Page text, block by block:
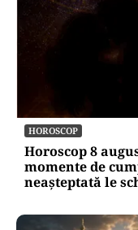
HOROSCOP
Horoscop 8
momente de
neașteptată le